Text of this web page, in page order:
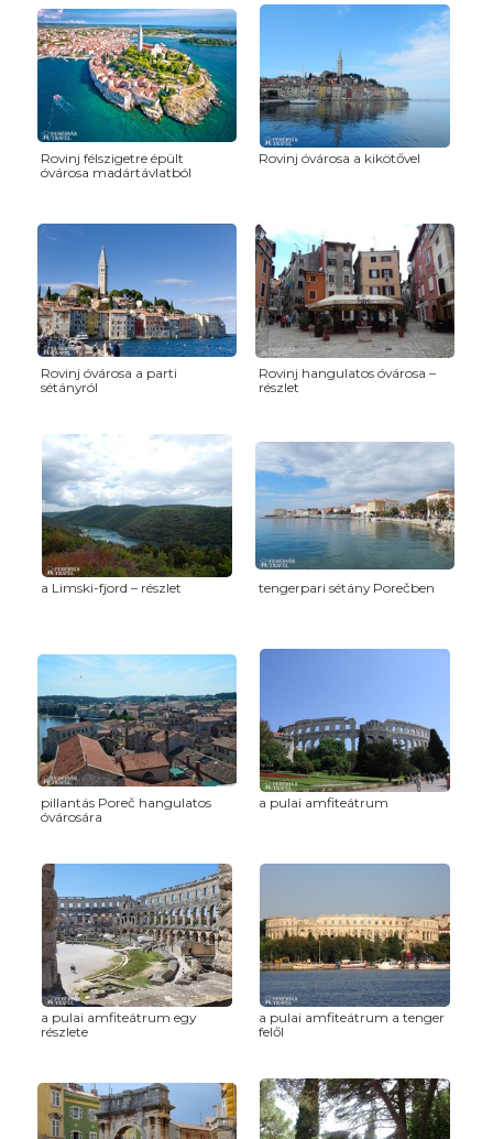
Rovinj félszigetre épült
óvárosa madártávlatból
Rovinj óvárosa a kikötővel
Rovinj óvárosa a parti
sétányról
Rovinj hangulatos óvárosa –
részlet
a Limski-fjord – részlet tengerpari sétány Porečben
pillantás Poreč hangulatos
óvárosára
a pulai amfiteátrum
a pulai amfiteátrum egy
részlete
a pulai amfiteátrum a tenger
felől